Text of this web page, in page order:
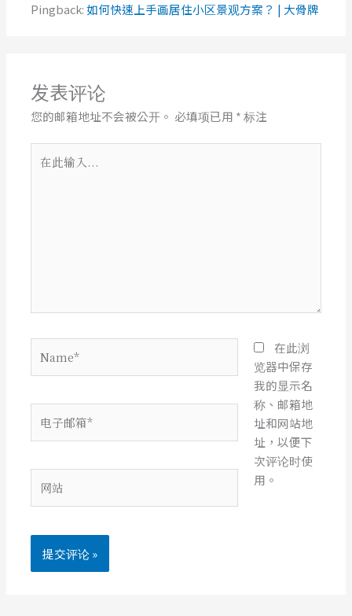
Pingback:如何快速上手画居住小区景观方案？ | 大骨牌
发表评论
您的邮箱地址不会被公开。 必填项已用 *标注
子
箱
站
在此浏
览器中保存
我的显示名
称、邮箱地
址和网站地
址，以便下
次评论时使
用。